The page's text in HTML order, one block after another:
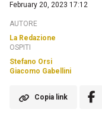
February 20, 2023 17:12
AUTORE
La Redazione
OSPITI
Stefano Orsi
Giacomo Gabellini
Copia link